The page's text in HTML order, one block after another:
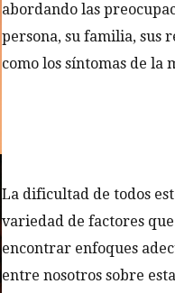
abordando las
persona, su familia, sus
como los síntomas de la
La dificultad de todos
variedad de factores
encontrar enfoques
entre nosotros sobre